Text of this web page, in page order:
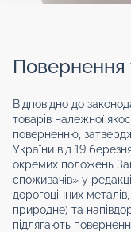
Повернення
Відповідно до
товарів належної
поверненню,
України від 19
окремих положень
споживачів» у
дорогоцінних
природне) та
підлягають